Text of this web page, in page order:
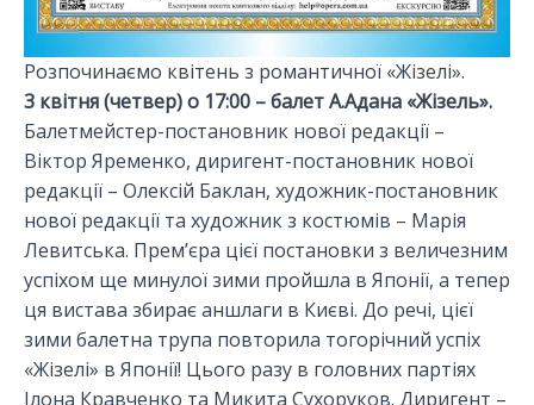
Розпочинаємо квітень з романтичної «Жізелі».
3 квітня (четвер) о 17:00 – балет А.Адана «Жізель».
Балетмейстер-постановник нової редакції –
Віктор Яременко, диригент-постановник нової
редакції – Олексій Баклан, художник-постановник
нової редакції та художник з костюмів – Марія
Левитська. Прем’єра цієї постановки з величезним
успіхом ще минулої зими пройшла в Японії, а тепер
ця вистава збирає аншлаги в Києві. До речі, цієї
зими балетна трупа повторила тогорічний успіх
«Жізелі» в Японії! Цього разу в головних партіях
Ілона Кравченко та Микита Сухоруков. Диригент –